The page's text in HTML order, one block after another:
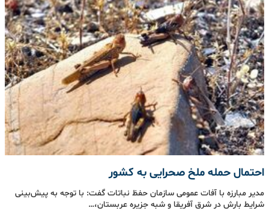
احتمال حمله ملخ صحرایی به کشور
مدیر مبارزه با آفات عمومی سازمان حفظ نباتات گفت: با توجه به پیش‌بینی
شرایط بارش در شرق آفریقا و شبه جزیره عربستان،…